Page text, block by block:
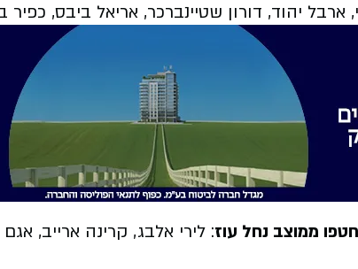
ארבל יהוד, דורון שטיינברכר, אריאל ביבס, כפיר
ממוצב נחל עוז: לירי אלבג, קרינה ארייב,